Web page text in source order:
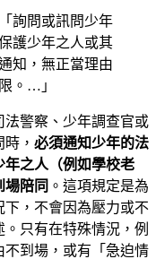
詢問或訊問少年
護少年之人或其
知，無正當理由
。…」
警察、少年調查官或
， 必須通知少年的法
年之人（例如學校老
場陪同 。這項規定是為
，不會因為壓力或不
只有在特殊情況，例
到場，或有「急迫情